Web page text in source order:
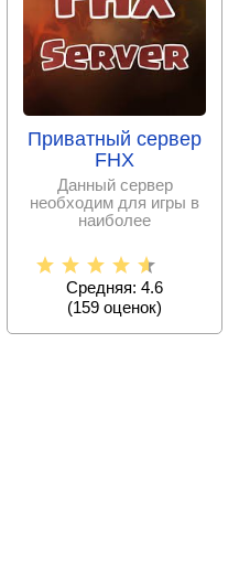
Приватный сервер
FHX
Данный сервер
необходим для игры в
наиболее
мобильную стратегию.
И
Средняя: 4.6
(159 оценок)